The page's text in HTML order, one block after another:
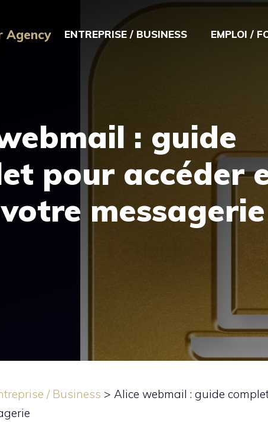
Agency ENTREPRISE / BUSINESS EMPLOI /
: guide
pour accéder
messagerie
/ Business > Alice webmail : guide